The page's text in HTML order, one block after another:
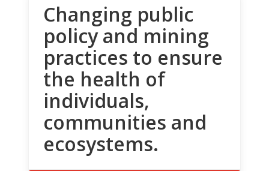
Changing public
policy and mining
practices to ensure
the health of
individuals,
communities and
ecosystems.